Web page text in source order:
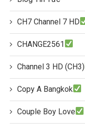
CH7 Channel 7 HD
CHANGE2561
Channel 3 HD (CH3)
Copy A Bangkok
Couple Boy Love